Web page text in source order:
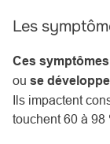
Les
Ces
ou se
Ils impactent
touchent 60 à 98